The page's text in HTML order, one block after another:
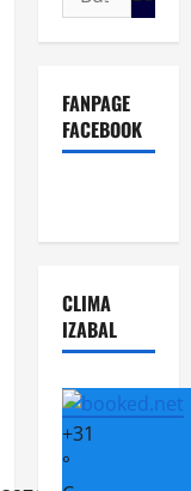
FANPAGE
FACEBOOK
CLIMA
IZABAL
+31
°